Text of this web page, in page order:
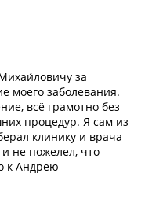
за
моего заболевания.
всë грамотно без
процедур. Я сам из
клинику и врача
и не пожелел, что
к Андрею